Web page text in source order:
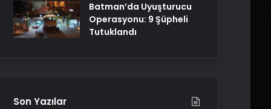
Batman’da Uyuşturucu
Operasyonu: 9 Şüpheli
Tutuklandı
Son Yazılar